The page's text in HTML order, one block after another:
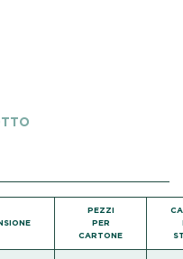
PEZZI
PER
CARTONE